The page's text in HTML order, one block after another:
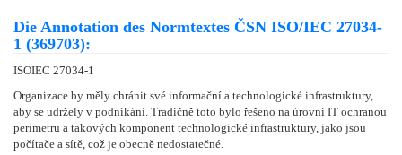
Die Annotation des Normtextes ČSN ISO/IEC 27034-
1 (369703):
ISOIEC 27034-1
Organizace by měly chránit své informační a technologické infrastruktury,
aby se udržely v podnikání. Tradičně toto bylo řešeno na úrovni IT ochranou
perimetru a takových komponent technologické infrastruktury, jako jsou
počítače a sítě, což je obecně nedostatečné.